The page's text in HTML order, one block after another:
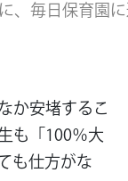
、毎日保育園に
か安堵するこ
も「100％大
も仕方がな